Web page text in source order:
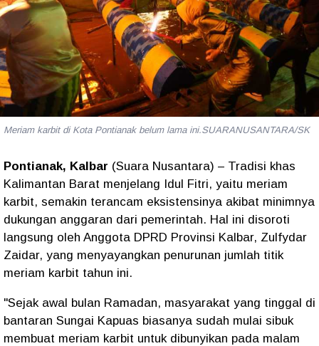
Meriam karbit di Kota Pontianak belum lama ini.SUARANUSANTARA/SK
Pontianak, Kalbar (Suara Nusantara) – Tradisi khas
Kalimantan Barat menjelang Idul Fitri, yaitu meriam
karbit, semakin terancam eksistensinya akibat minimnya
dukungan anggaran dari pemerintah. Hal ini disoroti
langsung oleh Anggota DPRD Provinsi Kalbar, Zulfydar
Zaidar, yang menyayangkan penurunan jumlah titik
meriam karbit tahun ini.
"Sejak awal bulan Ramadan, masyarakat yang tinggal di
bantaran Sungai Kapuas biasanya sudah mulai sibuk
membuat meriam karbit untuk dibunyikan pada malam